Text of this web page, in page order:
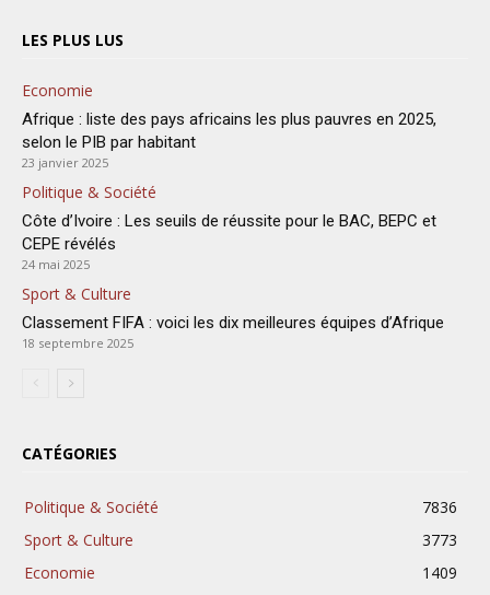
LES PLUS LUS
Economie
Afrique : liste des pays africains les plus pauvres en 2025,
selon le PIB par habitant
23 janvier 2025
Politique & Société
Côte d’Ivoire : Les seuils de réussite pour le BAC, BEPC et
CEPE révélés
24 mai 2025
Sport & Culture
Classement FIFA : voici les dix meilleures équipes d’Afrique
18 septembre 2025
CATÉGORIES
Politique & Société
7836
Sport & Culture
3773
Economie
1409